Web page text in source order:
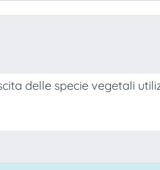
delle specie vegetali